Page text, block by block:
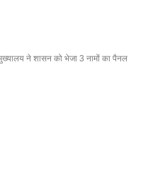
ने शासन को भेजा 3 नामों का पैनल